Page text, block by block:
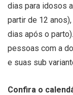
dias para idosos
partir de 12
dias após o
pessoas com a
e suas sub
Confira o